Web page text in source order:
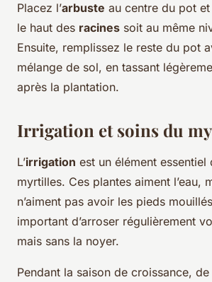
Placez l’arbuste au centre du pot
le haut des racines soit au même
Ensuite, remplissez le reste du pot
mélange de sol, en tassant
après la plantation.
Irrigation et soins du
L’irrigation est un élément
myrtilles. Ces plantes aiment l’eau,
n’aiment pas avoir les pieds
important d’arroser régulièrement
mais sans la noyer.
Pendant la saison de croissance,